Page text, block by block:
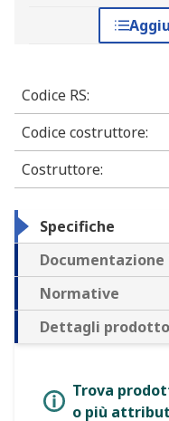
Codice RS:
Codice costruttore:
Costruttore:
Specifiche
Documentazione
Normative
Dettagli prodotto
Trova
o più